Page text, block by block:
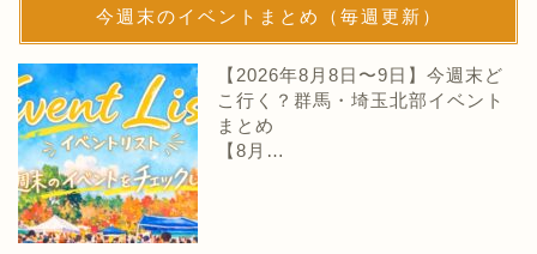
今週末のイベントまとめ（毎週更新）
【2026年8月8日〜9日】今週末ど
こ行く？群馬・埼玉北部イベント
まとめ
【8月…